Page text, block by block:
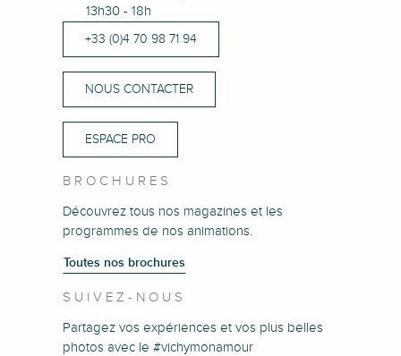
13h30 - 18h
+33 (0)4 70 98 71 94
NOUS CONTACTER
ESPACE PRO
BROCHURES
Découvrez tous nos magazines et les
programmes de nos animations.
Toutes nos brochures
SUIVEZ-NOUS
Partagez vos expériences et vos plus belles
photos avec le #vichymonamour